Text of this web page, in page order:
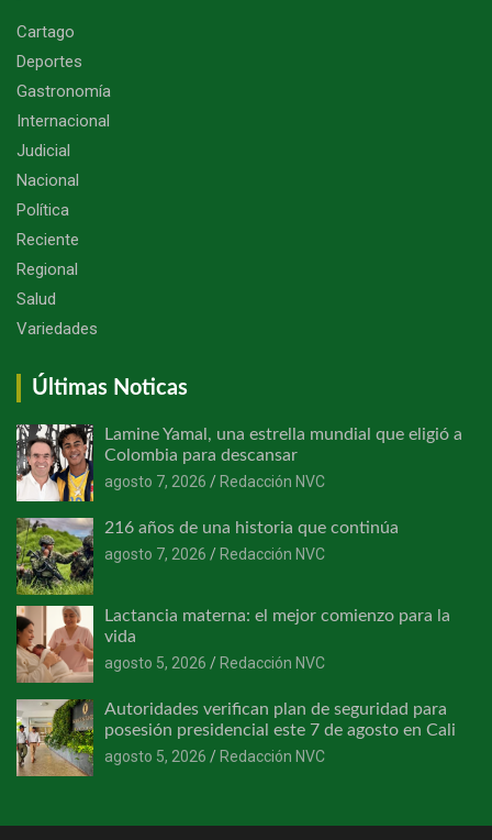
Cartago
Deportes
Gastronomía
Internacional
Judicial
Nacional
Política
Reciente
Regional
Salud
Variedades
Últimas Noticas
Lamine Yamal, una estrella mundial que eligió a
Colombia para descansar
agosto 7, 2026
Redacción NVC
216 años de una historia que continúa
agosto 7, 2026
Redacción NVC
Lactancia materna: el mejor comienzo para la
vida
agosto 5, 2026
Redacción NVC
Autoridades verifican plan de seguridad para
posesión presidencial este 7 de agosto en Cali
agosto 5, 2026
Redacción NVC